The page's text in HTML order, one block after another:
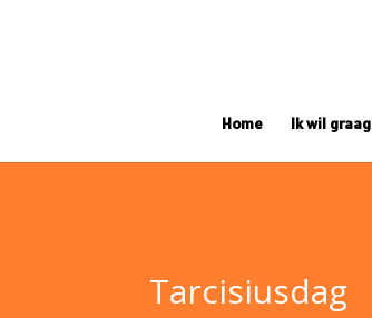
Home Ik wil graag
Tarcisiusdag